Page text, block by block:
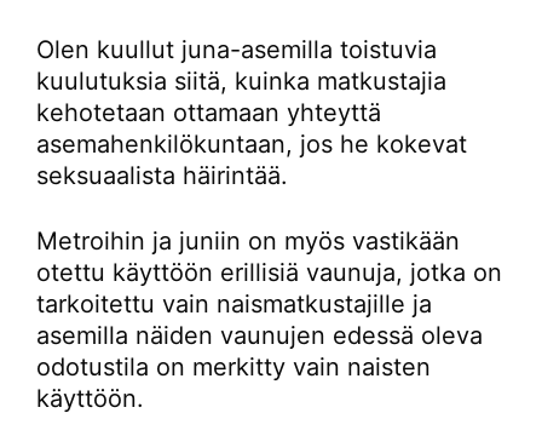
Olen kuullut juna-asemilla toistuvia
kuulutuksia siitä, kuinka matkustajia
kehotetaan ottamaan yhteyttä
asemahenkilökuntaan, jos he kokevat
seksuaalista häirintää.
Metroihin ja juniin on myös vastikään
otettu käyttöön erillisiä vaunuja, jotka on
tarkoitettu vain naismatkustajille ja
asemilla näiden vaunujen edessä oleva
odotustila on merkitty vain naisten
käyttöön.